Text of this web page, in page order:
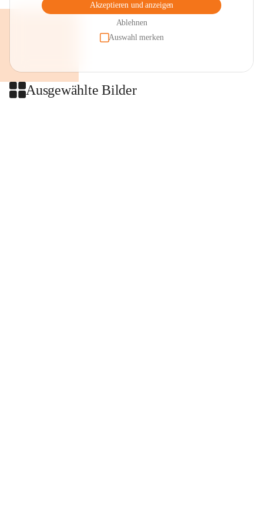
Akzeptieren und anzeigen
Ablehnen
Auswahl merken
Ausgewählte Bilder